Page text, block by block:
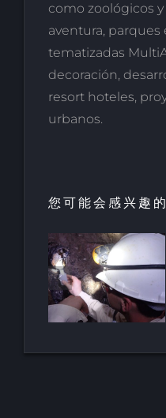
como zoológicos
aventura, parques
tematizadas
decoración,
resort hoteles,
urbanos.
您可能会感兴趣
酒店和度假
村的创新：
里维埃拉-纳
亚里特的新
巴亚尔塔酒
店